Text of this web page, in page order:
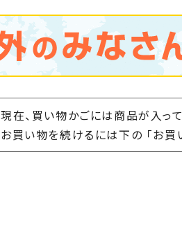
現在、買い物かごには商品が入って
お買い物を続けるには下の 「お買